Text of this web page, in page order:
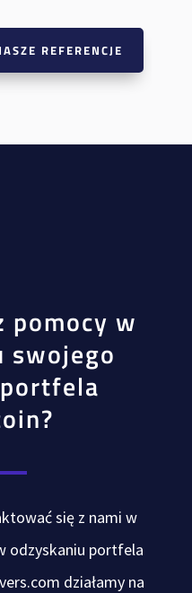
REFERENCJE
pomocy w
swojego
się z nami w
odzyskaniu portfela
działamy na